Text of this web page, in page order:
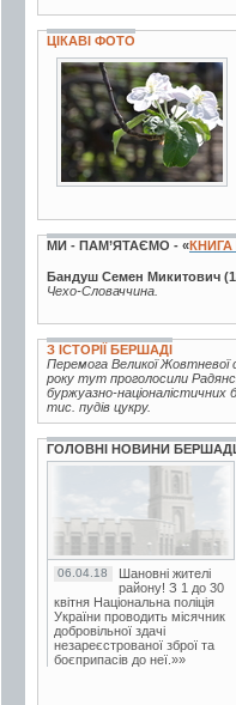
ЦІКАВІ ФОТО
19 фото
МИ - ПАМ’ЯТАЄМО - «КНИГА
Бандуш Семен Микитович
Чехо-Словаччина.
З ІСТОРІЇ БЕРШАДІ
Перемога Великої Жовтневої
року тут проголосили
буржуазно-націоналістичних
тис. пудів цукру.
ГОЛОВНІ НОВИНИ
06.04.18
Шановні жителі
району! З 1 до 30
квітня Національна поліція
України проводить місячник
добровільної здачі
незареєстрованої зброї та
боєприпасів до неї.»»